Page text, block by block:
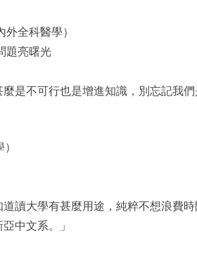
全科醫學）
題亮曙光
麼是不可行也是增進知識，別忘記我
道讀大學有甚麼用途，純粹不想浪費
中文系。」